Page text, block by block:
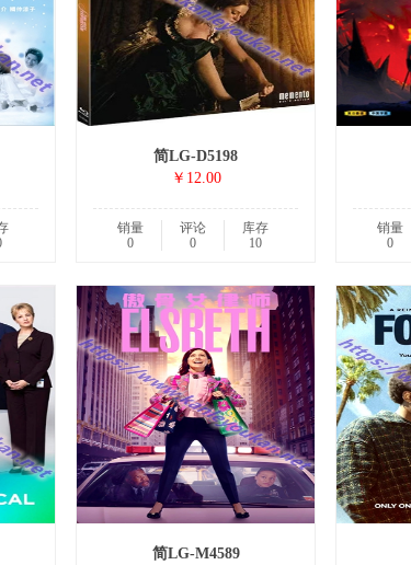
简LG-D5198
￥12.00
销量
0
评论
0
库存
10
销量
0
简LG-M4589